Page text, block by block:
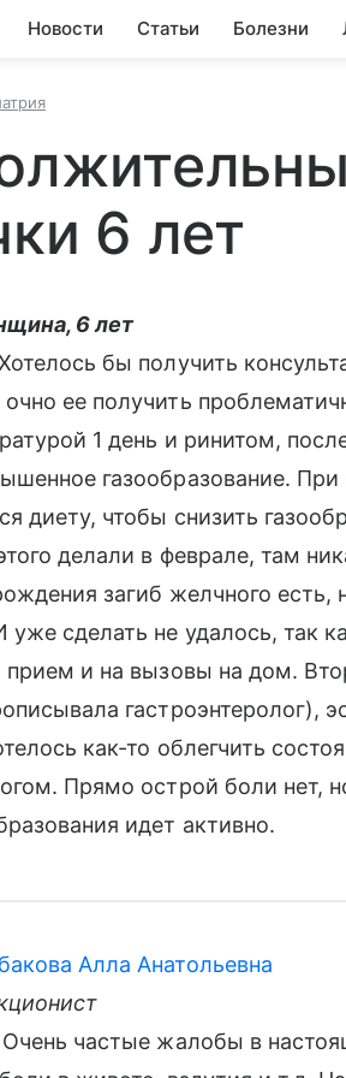
Новости Статьи Болезни
6 лет
6 лет
бы получить
ее получить
1 день и ринитом,
газообразование.
диету, чтобы снизить
делали в феврале, там
загиб желчного есть,
сделать не удалось, так
прием и на вызовы на дом.
гастроэнтеролог),
как-то облегчить
Прямо острой боли нет,
идет активно.
Алла Анатольевна
Очень частые жалобы в